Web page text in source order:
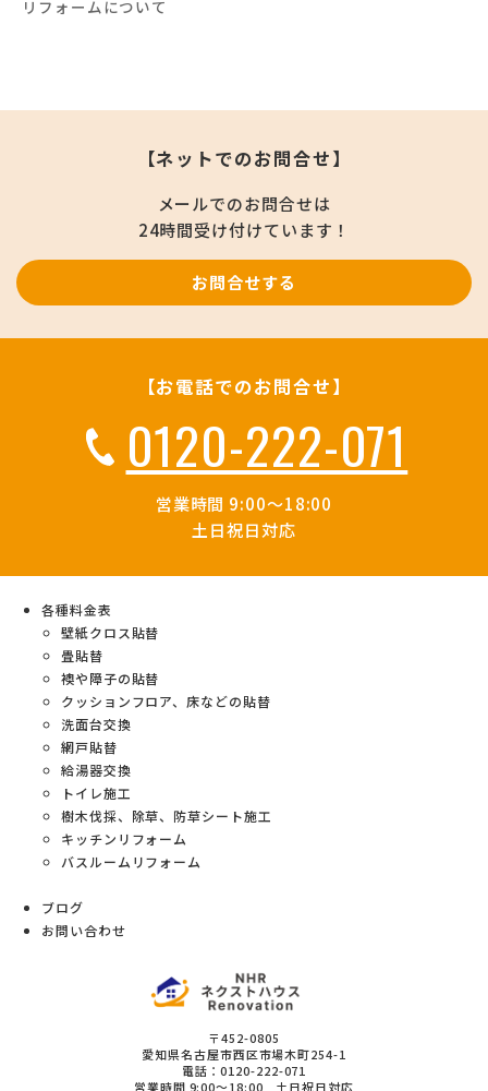
リフォームについて
【ネットでのお問合せ】
メールでのお問合せは
24時間受け付けています！
お問合せする
【お電話でのお問合せ】
0120-222-071
営業時間 9:00～18:00
土日祝日対応
各種料金表
壁紙クロス貼替
畳貼替
襖や障子の貼替
クッションフロア、床などの貼替
洗面台交換
網戸貼替
給湯器交換
トイレ施工
樹木伐採、除草、防草シート施工
キッチンリフォーム
バスルームリフォーム
ブログ
お問い合わせ
〒452-0805
愛知県名古屋市西区市場木町254-1
電話：0120-222-071
営業時間 9:00～18:00 土日祝日対応